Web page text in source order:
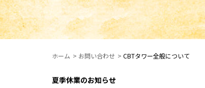
ホーム お問い合わせ CBTタワー全般について
夏季休業のお知らせ